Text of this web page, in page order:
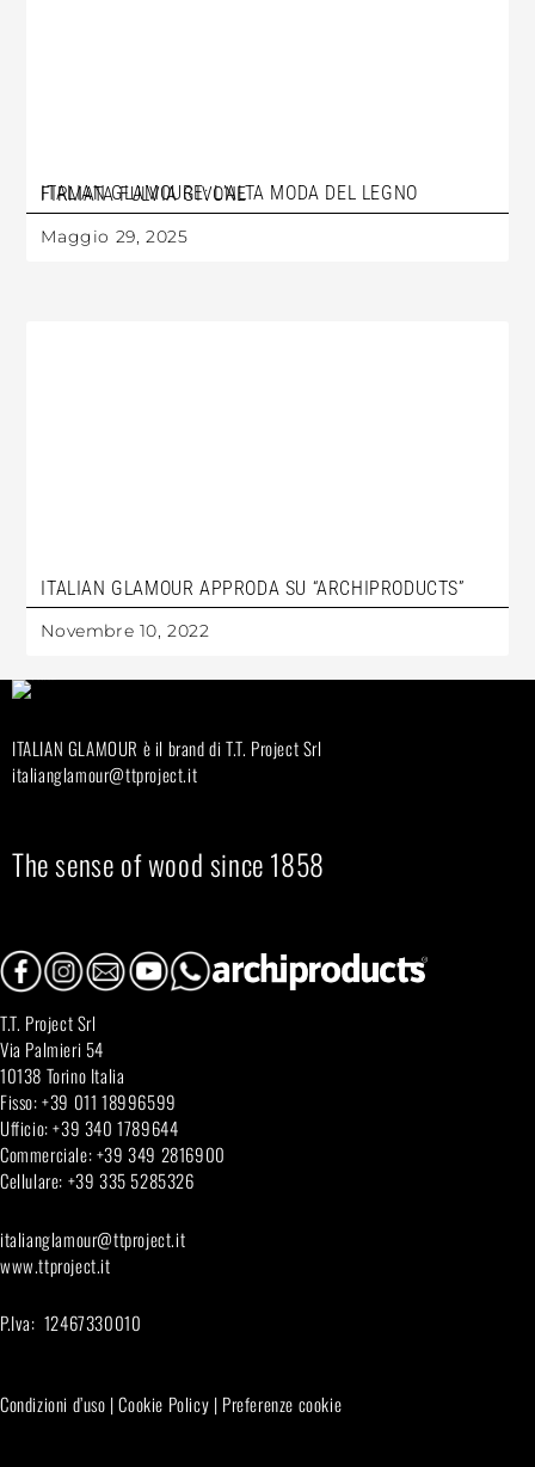
ITALIAN GLAMOURE: L’ALTA MODA DEL LEGNO FIRMATA FULVIA GIVONE
Maggio 29, 2025
ITALIAN GLAMOUR APPRODA SU “ARCHIPRODUCTS”
Novembre 10, 2022
ITALIAN GLAMOUR è il brand di T.T. Project Srl
italianglamour@ttproject.it
The sense of wood since 1858
T.T. Project Srl
Via Palmieri 54
10138 Torino Italia
Fisso: +39 011 18996599
Ufficio: +39 340 1789644
Commerciale: +39 349 2816900
Cellulare: +39 335 5285326
italianglamour@ttproject.it
www.ttproject.it
P.Iva: 12467330010
Condizioni d’uso |Cookie Policy | Preferenze cookie